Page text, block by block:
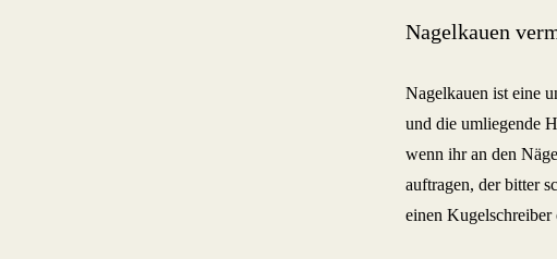
Nagelkauen
Nagelkauen ist eine
und die umliegende
wenn ihr an den
auftragen, der bitter
einen Kugelschreiber